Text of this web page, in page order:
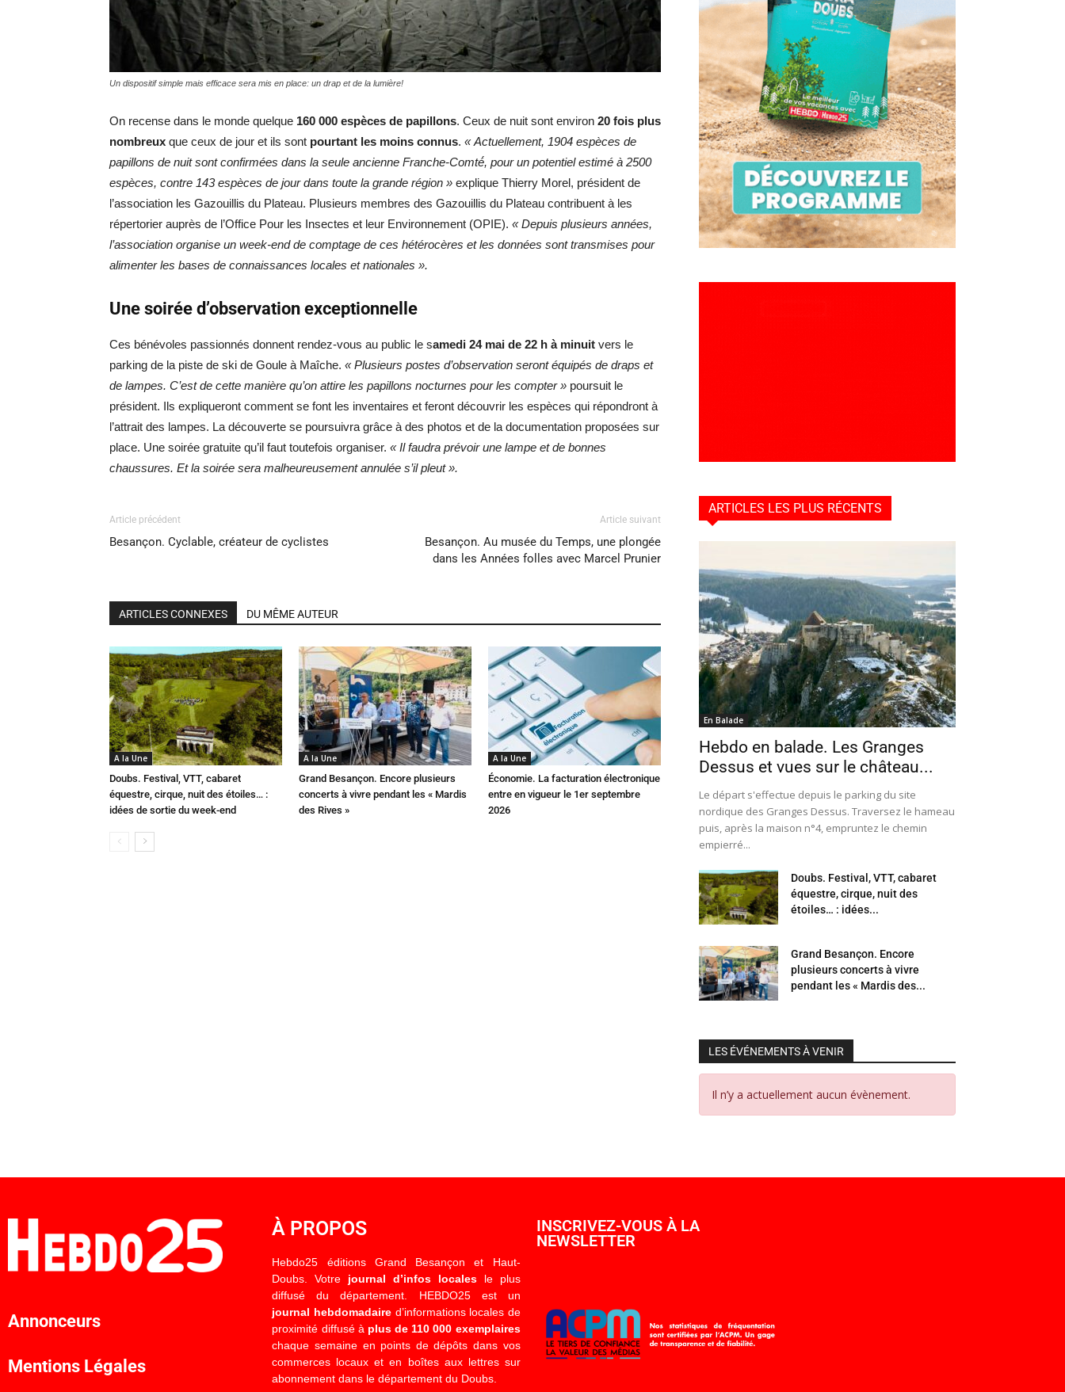
Hebdo25
Un dispositif simple mais efficace sera mis en place: un drap et de la lumière!
On recense dans le monde quelque 160 000 espèces de papillons. Ceux de nuit sont environ 20 fois plus
nombreux que ceux de jour et ils sont pourtant les moins connus. « Actuellement, 1904 espèces de
papillons de nuit sont confirmées dans la seule ancienne Franche-Comté́, pour un potentiel estimé à 2500
espèces, contre 143 espèces de jour dans toute la grande région » explique Thierry Morel, président de
l’association les Gazouillis du Plateau. Plusieurs membres des Gazouillis du Plateau contribuent à les
répertorier auprès de l’Office Pour les Insectes et leur Environnement (OPIE). « Depuis plusieurs années,
l’association organise un week-end de comptage de ces hétérocères et les données sont transmises pour
alimenter les bases de connaissances locales et nationales ».
Une soirée d’observation exceptionnelle
Ces bénévoles passionnés donnent rendez-vous au public le samedi 24 mai de 22 h à minuit vers le
parking de la piste de ski de Goule à Maîche. « Plusieurs postes d’observation seront équipés de draps et
de lampes. C’est de cette manière qu’on attire les papillons nocturnes pour les compter » poursuit le
président. Ils expliqueront comment se font les inventaires et feront découvrir les espèces qui répondront à
l’attrait des lampes. La découverte se poursuivra grâce à des photos et de la documentation proposées sur
place. Une soirée gratuite qu’il faut toutefois organiser. « Il faudra prévoir une lampe et de bonnes
chaussures. Et la soirée sera malheureusement annulée s’il pleut ».
Article précédent
Besançon. Cyclable, créateur de cyclistes
Article suivant
Besançon. Au musée du Temps, une plongée
dans les Années folles avec Marcel Prunier
ARTICLES CONNEXES DU MÊME AUTEUR
A la Une
Doubs. Festival, VTT, cabaret
équestre, cirque, nuit des étoiles… :
idées de sortie du week-end
A la Une
Grand Besançon. Encore plusieurs
concerts à vivre pendant les « Mardis
des Rives »
A la Une
Économie. La facturation électronique
entre en vigueur le 1er septembre
2026
ARTICLES LES PLUS RÉCENTS
En Balade
Hebdo en balade. Les Granges
Dessus et vues sur le château...
Le départ s'effectue depuis le parking du site
nordique des Granges Dessus. Traversez le hameau
puis, après la maison n°4, empruntez le chemin
empierré...
Doubs. Festival, VTT, cabaret
équestre, cirque, nuit des
étoiles… : idées...
Grand Besançon. Encore
plusieurs concerts à vivre
pendant les « Mardis des...
LES ÉVÉNEMENTS À VENIR
Il n’y a actuellement aucun évènement.
Annonceurs
Mentions Légales
À PROPOS
Hebdo25 éditions Grand Besançon et Haut-
Doubs. Votre journal d’infos localesle plus
diffusé du département. HEBDO25 est un
journal hebdomadaired’informations locales de
proximité diffusé à plus de 110 000 exemplaires
chaque semaine en points de dépôts dans vos
commerces locaux et en boîtes aux lettres sur
abonnement dans le département du Doubs.
INSCRIVEZ-VOUS À LA
NEWSLETTER